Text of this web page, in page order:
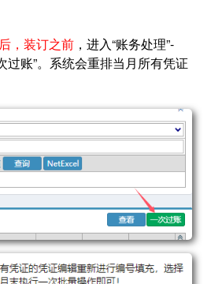
，装订之前 ，进入“账务处理”-
过账”。系统会重排当月所有凭证